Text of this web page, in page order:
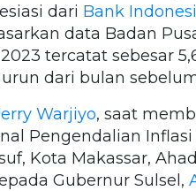
dari Bank
data Badan
tercatat sebesar
dari bulan
Warjiyo, saat
Pengendalian
Kota Makassar,
Gubernur Sulsel,